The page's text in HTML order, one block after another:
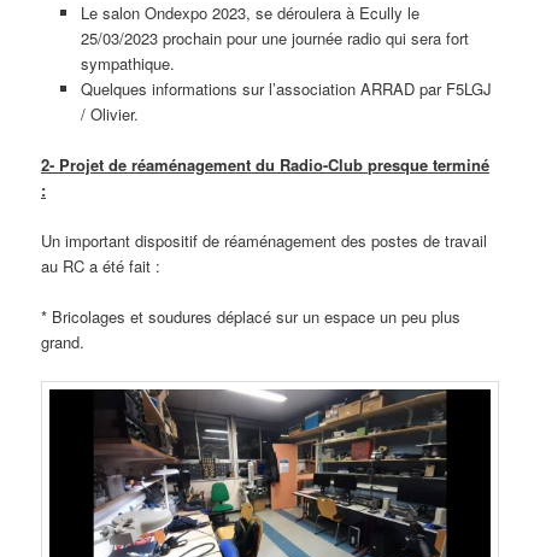
Le salon Ondexpo 2023, se déroulera à Ecully le
25/03/2023 prochain pour une journée radio qui sera fort
sympathique.
Quelques informations sur l’association ARRAD par F5LGJ
/ Olivier.
2- Projet de réaménagement du Radio-Club presque terminé
:
Un important dispositif de réaménagement des postes de travail
au RC a été fait :
* Bricolages et soudures déplacé sur un espace un peu plus
grand.